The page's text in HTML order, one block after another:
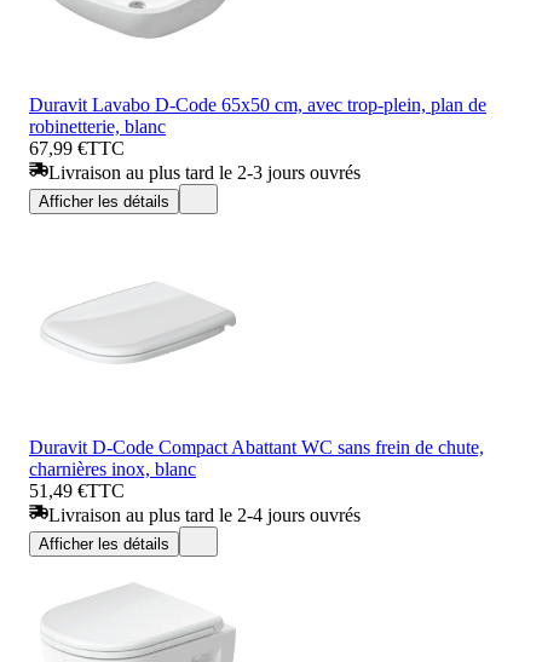
Duravit Lavabo D-Code 65x50 cm, avec trop-plein, plan de
robinetterie, blanc
67,99 €TTC
Livraison au plus tard le 2-3 jours ouvrés
Afficher les détails
Duravit D-Code Compact Abattant WC sans frein de chute,
charnières inox, blanc
51,49 €TTC
Livraison au plus tard le 2-4 jours ouvrés
Afficher les détails